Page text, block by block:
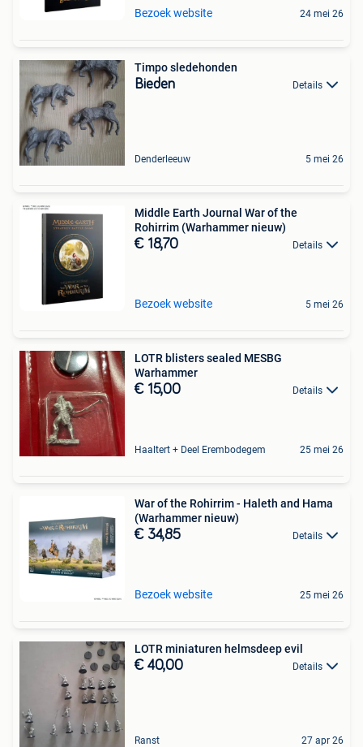
Bezoek website 24 mei 26
Timpo sledehonden
Bieden Details
Denderleeuw 5 mei 26
Middle Earth Journal War of the
Rohirrim (Warhammer nieuw)
€ 18,70 Details
Bezoek website 5 mei 26
LOTR blisters sealed MESBG
Warhammer
€ 15,00 Details
Haaltert + Deel Erembodegem 25 mei 26
War of the Rohirrim - Haleth and Hama
(Warhammer nieuw)
€ 34,85 Details
Bezoek website 25 mei 26
LOTR miniaturen helmsdeep evil
€ 40,00 Details
Ranst 27 apr 26